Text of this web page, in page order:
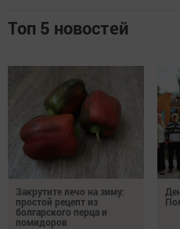
Топ 5 новостей
Закрутите лечо на зиму:
простой рецепт из
болгарского перца и
помидоров